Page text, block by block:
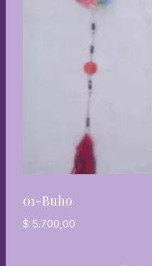
01-Buho
$ 5.700,00